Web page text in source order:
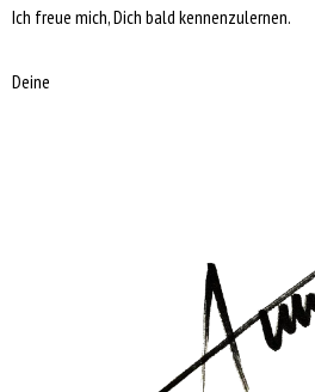
Ich freue mich, Dich bald kennenzulernen.
Deine